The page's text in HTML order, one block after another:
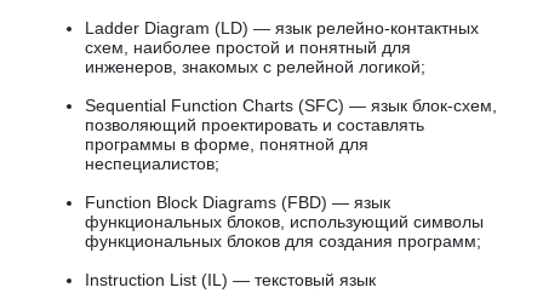
Ladder Diagram (LD) — язык релейно-контактных
схем, наиболее простой и понятный для
инженеров, знакомых с релейной логикой;
Sequential Function Charts (SFC) — язык блок-схем,
позволяющий проектировать и составлять
программы в форме, понятной для
неспециалистов;
Function Block Diagrams (FBD) — язык
функциональных блоков, использующий символы
функциональных блоков для создания программ;
Instruction List (IL) — текстовый язык